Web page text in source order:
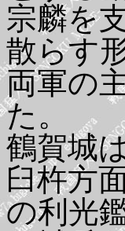
宗麟を
散らす
両軍の
た。
鶴賀城
臼杵方
の利光